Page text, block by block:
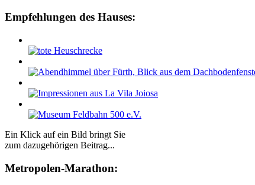
Empfehlungen des Hauses:
Ein Klick auf ein Bild bringt Sie
zum dazugehörigen Beitrag...
Me­tro­po­len-Ma­ra­thon: